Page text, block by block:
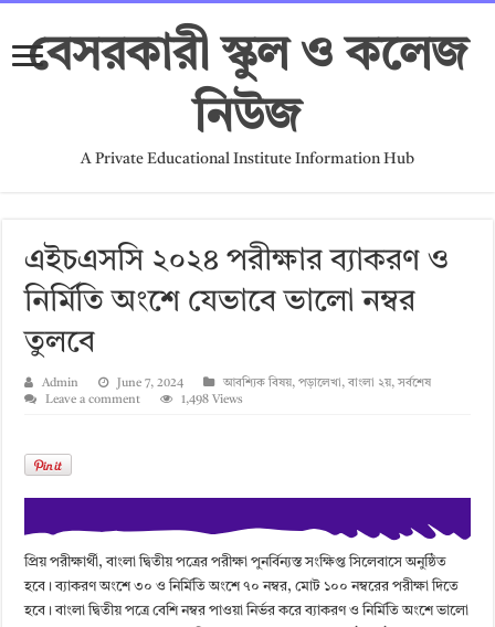
বেসরকারী স্কুল ও কলেজ
নিউজ
A Private Educational Institute Information Hub
এইচএসসি ২০২৪ পরীক্ষার ব্যাকরণ ও
নির্মিতি অংশে যেভাবে ভালো নম্বর
তুলবে
Admin June 7, 2024 আবশ্যিক বিষয়,পড়ালেখা,বাংলা ২য়,সর্বশেষ
Leave a comment
1,498 Views
প্রিয় পরীক্ষার্থী, বাংলা দ্বিতীয় পত্রের পরীক্ষা পুনর্বিন্যস্ত সংক্ষিপ্ত সিলেবাসে অনুষ্ঠিত
হবে। ব্যাকরণ অংশে ৩০ ও নির্মিতি অংশে ৭০ নম্বর, মোট ১০০ নম্বরের পরীক্ষা দিতে
হবে। বাংলা দ্বিতীয় পত্রে বেশি নম্বর পাওয়া নির্ভর করে ব্যাকরণ ও নির্মিতি অংশে ভালো